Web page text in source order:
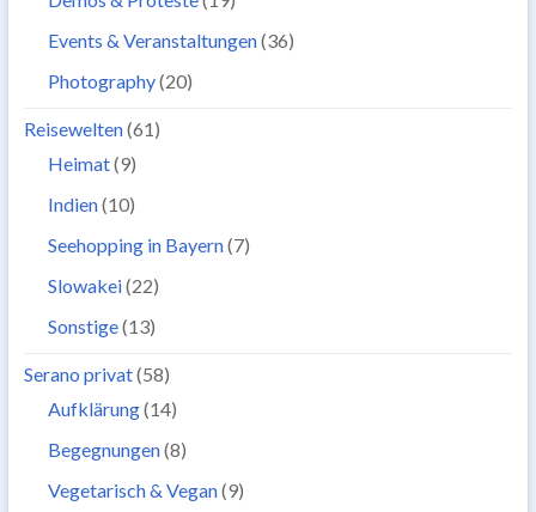
Events & Veranstaltungen(36)
Photography(20)
Reisewelten(61)
Heimat(9)
Indien(10)
Seehopping in Bayern(7)
Slowakei(22)
Sonstige(13)
Serano privat(58)
Aufklärung(14)
Begegnungen(8)
Vegetarisch & Vegan(9)